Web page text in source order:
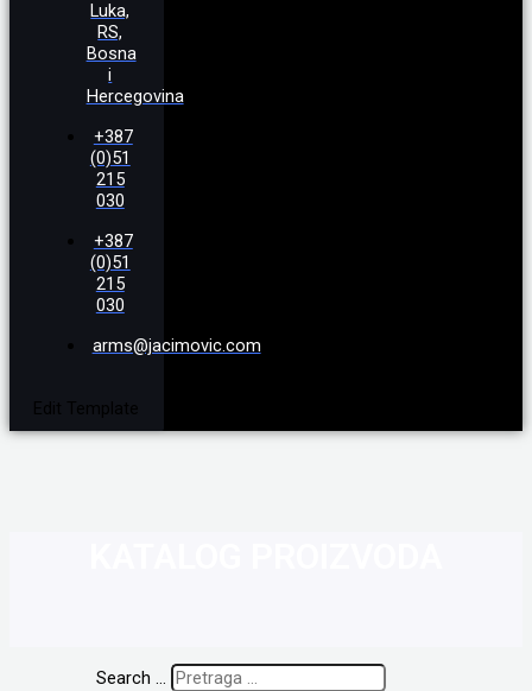
Luka,
RS,
Bosna
i
Hercegovina
+387
(0)51
215
030
+387
(0)51
215
030
arms@jacimovic.com
Edit Template
Search ...